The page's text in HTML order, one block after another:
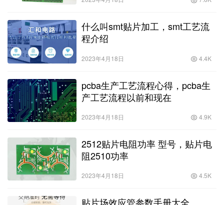
什么叫smt贴片加工，smt工艺流
程介绍
2023年4月18日 4.4K
pcba生产工艺流程心得，pcba生
产工艺流程以前和现在
2023年4月18日 4.9K
2512贴片电阻功率 型号，贴片电
阻2510功率
2023年4月18日 4.5K
贴片场效应管参数手册大全